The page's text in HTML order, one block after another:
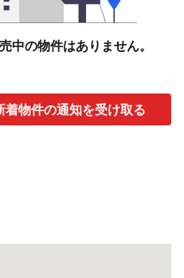
中の物件はありません。
着物件の通知を受け取る